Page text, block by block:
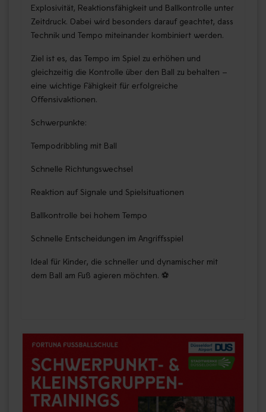
Explosivität, Reaktionsfähigkeit und Ballkontrolle unter
Zeitdruck. Dabei wird besonders darauf geachtet, dass
Technik und Tempo miteinander kombiniert werden.
Ziel ist es, das Tempo im Spiel zu erhöhen und
gleichzeitig die Kontrolle über den Ball zu behalten –
eine wichtige Fähigkeit für erfolgreiche
Offensivaktionen.
Schwerpunkte:
Tempodribbling mit Ball
Schnelle Richtungswechsel
Reaktion auf Signale und Spielsituationen
Ballkontrolle bei hohem Tempo
Schnelle Entscheidungen im Angriffsspiel
Ideal für Kinder, die schneller und dynamischer mit
dem Ball am Fuß agieren möchten. ⚽